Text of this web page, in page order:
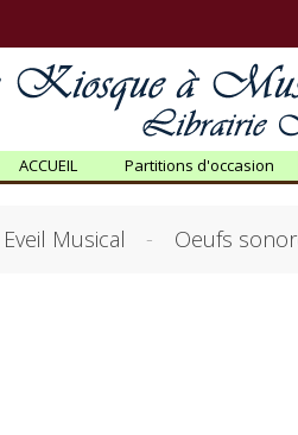
ACCUEIL Partitions d'occasion
Eveil Musical Oeufs